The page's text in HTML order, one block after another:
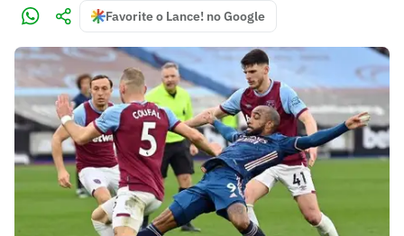
Favorite o Lance! no Google